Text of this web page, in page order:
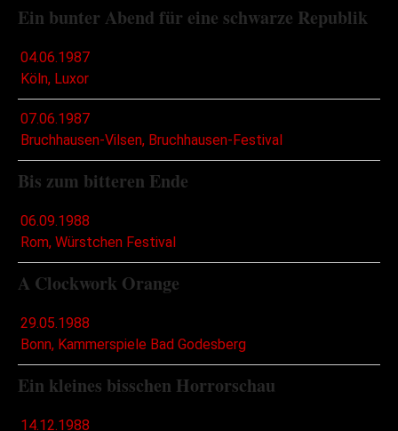
Ein bunter Abend für eine schwarze Republik
04.06.1987
Köln, Luxor
07.06.1987
Bruchhausen-Vilsen, Bruchhausen-Festival
Bis zum bitteren Ende
06.09.1988
Rom, Würstchen Festival
A Clockwork Orange
29.05.1988
Bonn, Kammerspiele Bad Godesberg
Ein kleines bisschen Horrorschau
14.12.1988